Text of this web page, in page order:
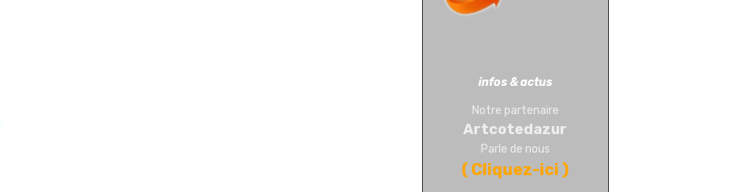
infos & actus
Notre partenaire
Artcotedazur
Parle de nous
( Cliquez-ici )